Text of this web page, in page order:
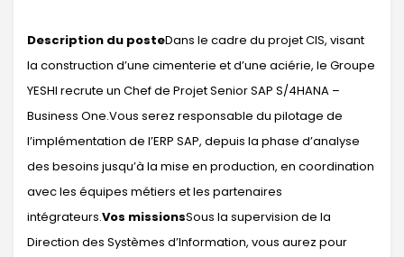
Description du posteDans le cadre du projet CIS, visant
la construction d’une cimenterie et d’une aciérie, le Groupe
YESHI recrute un Chef de Projet Senior SAP S/4HANA –
Business One.Vous serez responsable du pilotage de
l’implémentation de l’ERP SAP, depuis la phase d’analyse
des besoins jusqu’à la mise en production, en coordination
avec les équipes métiers et les partenaires
intégrateurs.Vos missionsSous la supervision de la
Direction des Systèmes d’Information, vous aurez pour